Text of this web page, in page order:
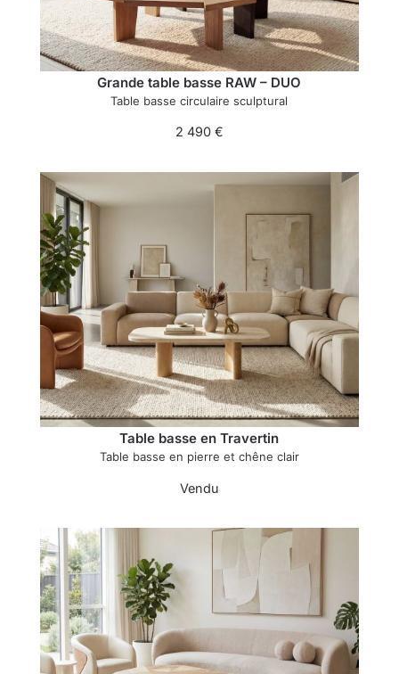
Grande table basse RAW – DUO
Table basse circulaire sculptural
2 490 €
Table basse en Travertin
Table basse en pierre et chêne clair
Vendu